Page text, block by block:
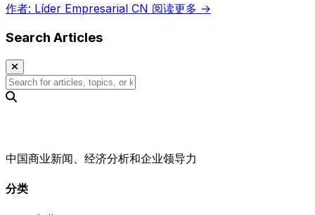
作者: Líder Empresarial CN 阅读更多 →
Search Articles
中国商业新闻、经济分析和企业领导力
分类